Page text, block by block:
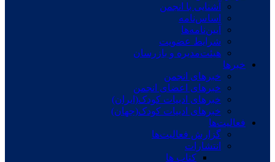
آشنایی با انجمن
اساس‌نامه
آیین‌نامه‌ها
شرایط عضویت
هیئت‌مدیره و بازرسان
خبرها
خبرهای انجمن
خبرهای اعضای انجمن
خبرهای ادبیات کودک(ایران)
خبرهای ادبیات کودک(جهان)
فعالیت‌ها
گزارش فعالیت‌ها
انتشارات
کتاب ها